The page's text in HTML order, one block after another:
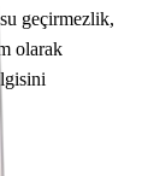
geçirmezlik,
olarak